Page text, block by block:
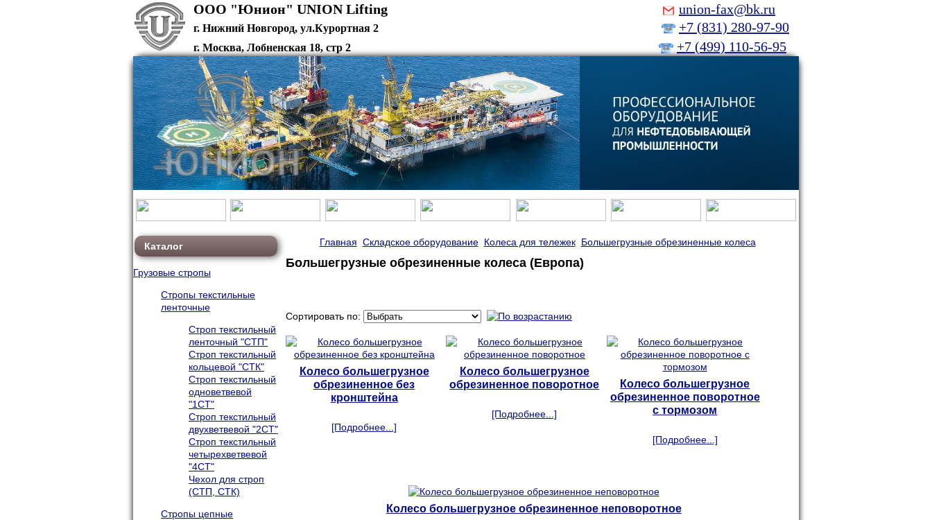
ООО "Юнион" UNION Lifting union-fax@bk.ru
г. Нижний Новгород, ул.Курортная 2 +7 (831) 280-97-90
г. Москва, Лобненская 18, стр 2
+7 (499) 110-56-95
union-fax@bk.ru
Каталог
Грузовые стропы
Стропы текстильные
ленточные
Строп текстильный
ленточный "СТП"
Строп текстильный
кольцевой "СТК"
Строп текстильный
одноветвевой
"1СТ"
Строп текстильный
двухветвевой "2СТ"
Строп текстильный
четырехветвевой
"4СТ"
Чехол для строп
(СТП, СТК)
Стропы цепные
Главная Складское оборудование Колеса для тележек Большегрузные обрезиненные колеса
Большегрузные обрезиненные колеса (Европа)
Сортировать по:
Колесо большегрузное
обрезиненное без
кронштейна
[Подробнее...]
Колесо большегрузное
обрезиненное поворотное
[Подробнее...]
Колесо большегрузное
обрезиненное поворотное
с тормозом
[Подробнее...]
Колесо большегрузное обрезиненное неповоротное